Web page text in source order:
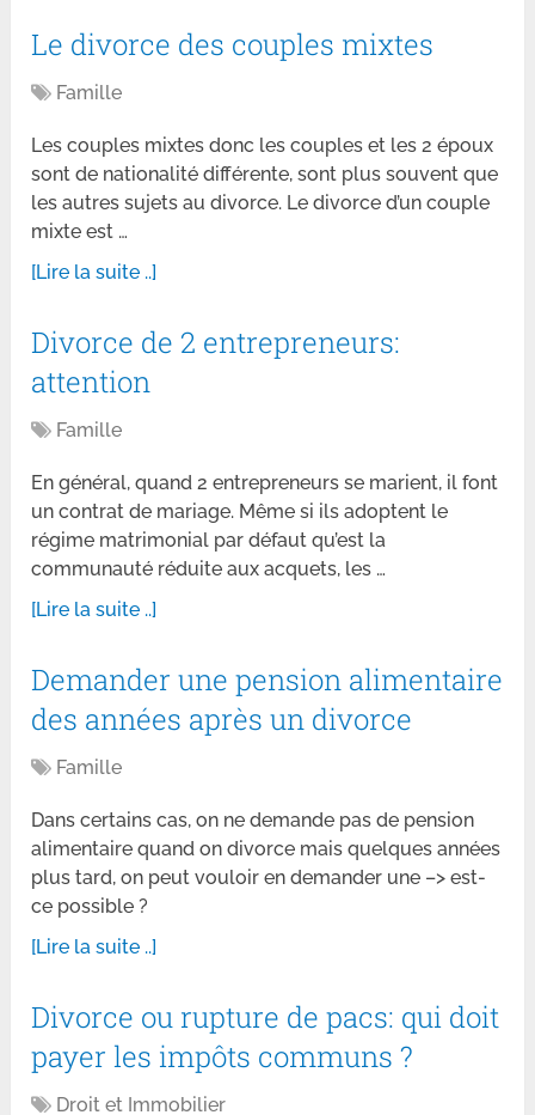
Le divorce des couples mixtes
Famille
Les couples mixtes donc les couples et les 2 époux
sont de nationalité différente, sont plus souvent que
les autres sujets au divorce. Le divorce d’un couple
mixte est …
[Lire la suite ..]
Divorce de 2 entrepreneurs:
attention
Famille
En général, quand 2 entrepreneurs se marient, il font
un contrat de mariage. Même si ils adoptent le
régime matrimonial par défaut qu’est la
communauté réduite aux acquets, les …
[Lire la suite ..]
Demander une pension alimentaire
des années après un divorce
Famille
Dans certains cas, on ne demande pas de pension
alimentaire quand on divorce mais quelques années
plus tard, on peut vouloir en demander une –> est-
ce possible ?
[Lire la suite ..]
Divorce ou rupture de pacs: qui doit
payer les impôts communs ?
Droit et Immobilier